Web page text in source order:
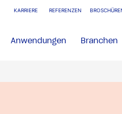
KARRIERE REFERENZEN
Anwendungen Branchen